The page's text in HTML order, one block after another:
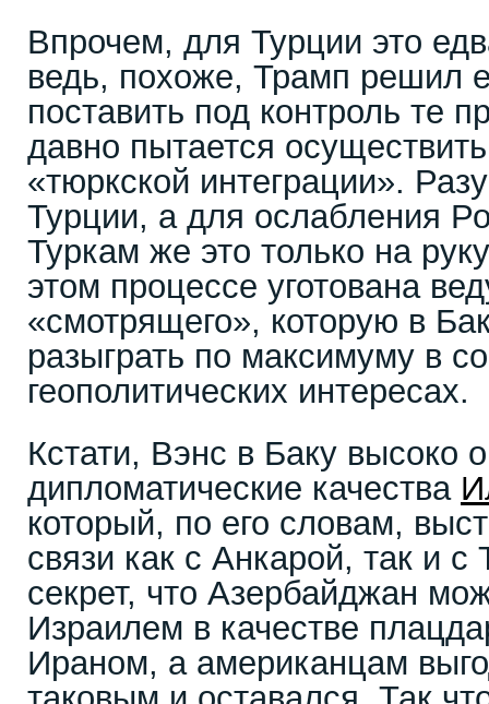
Впрочем, для Турции это
ведь, похоже, Трамп решил
поставить под контроль те
давно пытается
«тюркской интеграции».
Турции, а для ослабления
Туркам же это только на
этом процессе уготована
«смотрящего», которую в
разыграть по максимуму в
геополитических интересах.
Кстати, Вэнс в Баку высоко
дипломатические качества
который, по его словам,
связи как с Анкарой, так и
секрет, что Азербайджан
Израилем в качестве
Ираном, а американцам